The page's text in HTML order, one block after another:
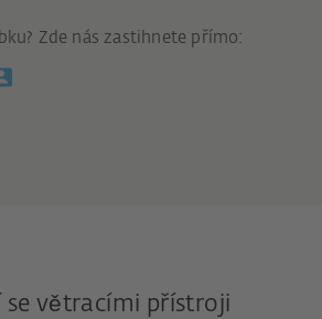
Zde nás zastihnete přímo:
se větracími přístroji